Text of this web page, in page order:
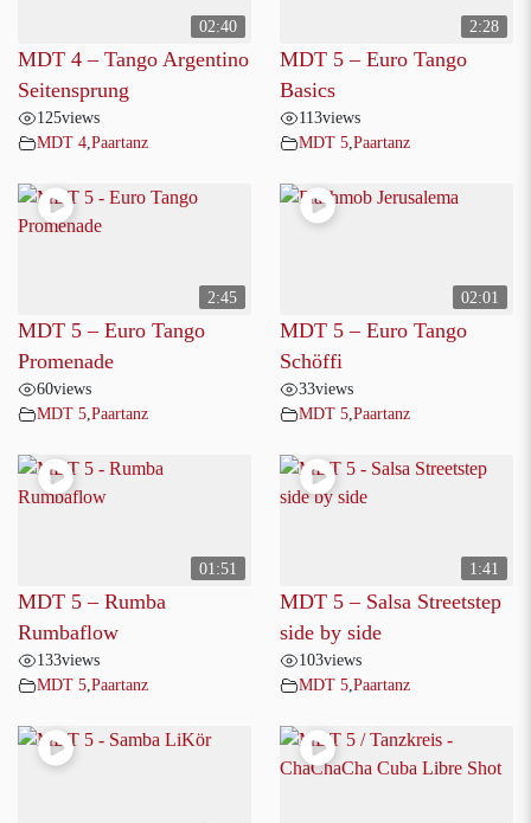
02:40
MDT 4 – Tango Argentino
Seitensprung
125views
MDT 4,Paartanz
2:28
MDT 5 – Euro Tango
Basics
113views
MDT 5,Paartanz
2:45
MDT 5 – Euro Tango
Promenade
60views
MDT 5 Paartanz
02:01
MDT 5 – Euro Tango
Schöffi
33views
MDT 5 Paartanz
01:51
MDT 5 – Rumba
Rumbaflow
133views
MDT 5 Paartanz
1:41
MDT 5 – Salsa Streetstep
side by side
103views
MDT 5 Paartanz